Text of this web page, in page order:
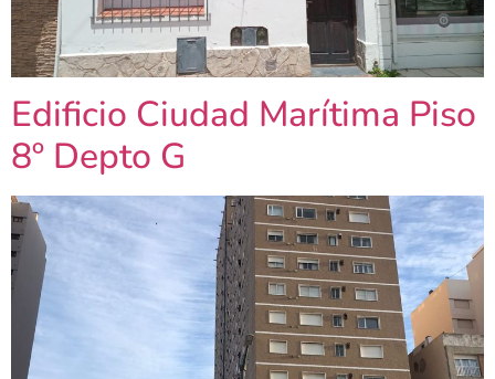
Edificio Ciudad Marítima Piso
8º Depto G